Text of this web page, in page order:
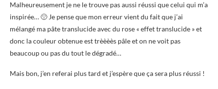
Malheureusement je ne le trouve pas aussi réussi que celui qui m’a
inspirée… 🙁 Je pense que mon erreur vient du fait que j’ai
mélangé ma pâte translucide avec du rose « effet translucide » et
donc la couleur obtenue est trèèèès pâle et on ne voit pas
beaucoup ou pas du tout le dégradé…
Mais bon, j’en referai plus tard et j’espère que ça sera plus réussi !